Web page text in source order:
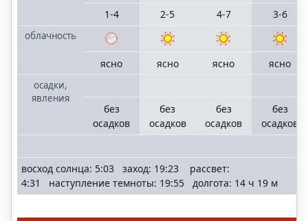
облачность
осадки,
явления
1-4
ясно
без
осадков
2-5
ясно
без
осадков
4-7
ясно
без
осадков
3-6
ясно
без
осадков
восход солнца: 5:03 заход: 19:23 рассвет:
4:31 наступление темноты: 19:55 долгота: 14 ч 19 м